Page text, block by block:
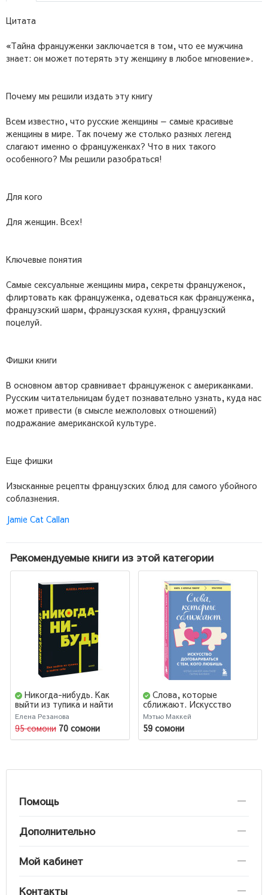
Цитата
«Тайна француженки заключается в том, что ее мужчина
знает: он может потерять эту женщину в любое мгновение».
Почему мы решили издать эту книгу
Всем известно, что русские женщины — самые красивые
женщины в мире. Так почему же столько разных легенд
слагают именно о француженках? Что в них такого
особенного? Мы решили разобраться!
Для кого
Для женщин. Всех!
Ключевые понятия
Самые сексуальные женщины мира, секреты француженок,
флиртовать как француженка, одеваться как француженка,
французский шарм, французская кухня, французский
поцелуй.
Фишки книги
В основном автор сравнивает француженок с американками.
Русским читательницам будет познавательно узнать, куда нас
может привести (в смысле межполовых отношений)
подражание американской культуре.
Еще фишки
Изысканные рецепты французских блюд для самого убойного
соблазнения.
Jamie Cat Callan
Рекомендуемые книги из этой категории
Никогда-нибудь. Как
выйти из тупика и найти
себя
Елена Резанова
95 сомони 70 сомони
Слова, которые
сближают. Искусство
договариваться с тем,
кого любишь
Мэтью Маккей
59 сомони
Помощь
Дополнительно
Мой кабинет
Контакты